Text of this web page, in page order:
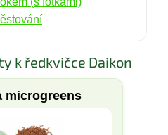
k ředkvičce Daikon
microgreens